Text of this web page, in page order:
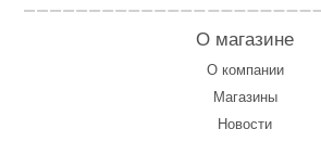
О магазине
О компании
Магазины
Новости